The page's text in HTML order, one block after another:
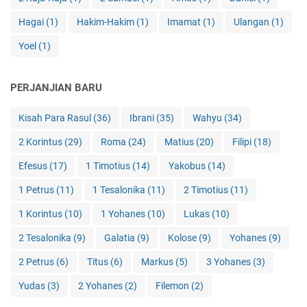
Hagai (1) Hakim-Hakim (1) Imamat (1) Ulangan (1)
Yoel (1)
PERJANJIAN BARU
Kisah Para Rasul (36) Ibrani (35) Wahyu (34)
2 Korintus (29) Roma (24) Matius (20) Filipi (18)
Efesus (17) 1 Timotius (14) Yakobus (14)
1 Petrus (11) 1 Tesalonika (11) 2 Timotius (11)
1 Korintus (10) 1 Yohanes (10) Lukas (10)
2 Tesalonika (9) Galatia (9) Kolose (9) Yohanes (9)
2 Petrus (6) Titus (6) Markus (5) 3 Yohanes (3)
Yudas (3) 2 Yohanes (2) Filemon (2)